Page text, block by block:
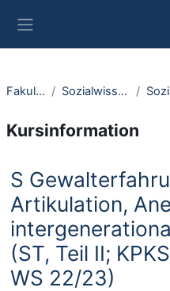
Fakultäten Sozialwissenschaft
Kursinformation
S
Artikulation,
(ST, Teil II;
WS 22/23)